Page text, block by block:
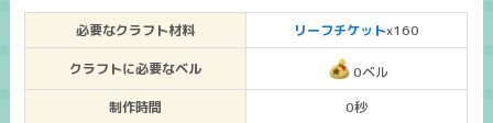
必要なクラフト材料 リーフチケットx160
クラフトに必要なベル
0ベル
制作時間
0秒